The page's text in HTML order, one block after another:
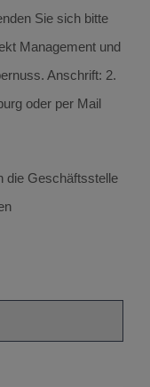
Sie sich bitte
Management und
Anschrift: 2.
oder per Mail
die Geschäftsstelle